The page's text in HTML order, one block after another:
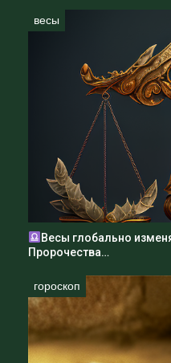
весы
Весы глобально
Пророчества…
гороскоп